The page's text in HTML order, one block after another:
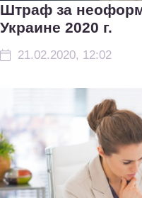
Штраф за
Украине 2020 г.
21.02.2020, 12:02